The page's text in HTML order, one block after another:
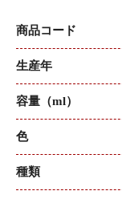
商品コード
生産年
容量（ml）
色
種類